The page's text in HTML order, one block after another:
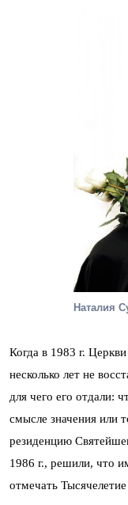
Наталия
Когда в 1983 г.
несколько лет не
для чего его отдали:
смысле значения или
резиденцию
1986 г., решили, что
отмечать